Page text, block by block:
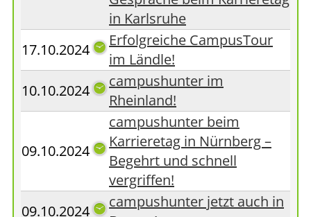
in Karlsruhe
17.10.2024
Erfolgreiche CampusTour
im Ländle!
10.10.2024
campushunter im
Rheinland!
09.10.2024
campushunter beim
Karrieretag in Nürnberg –
Begehrt und schnell
vergriffen!
09.10.2024
campushunter jetzt auch in